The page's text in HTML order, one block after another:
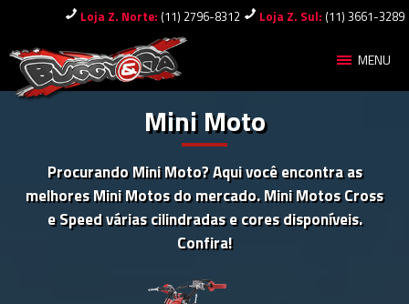
Loja Z. Sul: (11) 3661-3289
Loja Z. Norte: (11) 2796-8312
MENU
Mini Moto
Procurando Mini Moto? Aqui você encontra as
melhores Mini Motos do mercado. Mini Motos Cross
e Speed várias cilindradas e cores disponíveis.
Confira!